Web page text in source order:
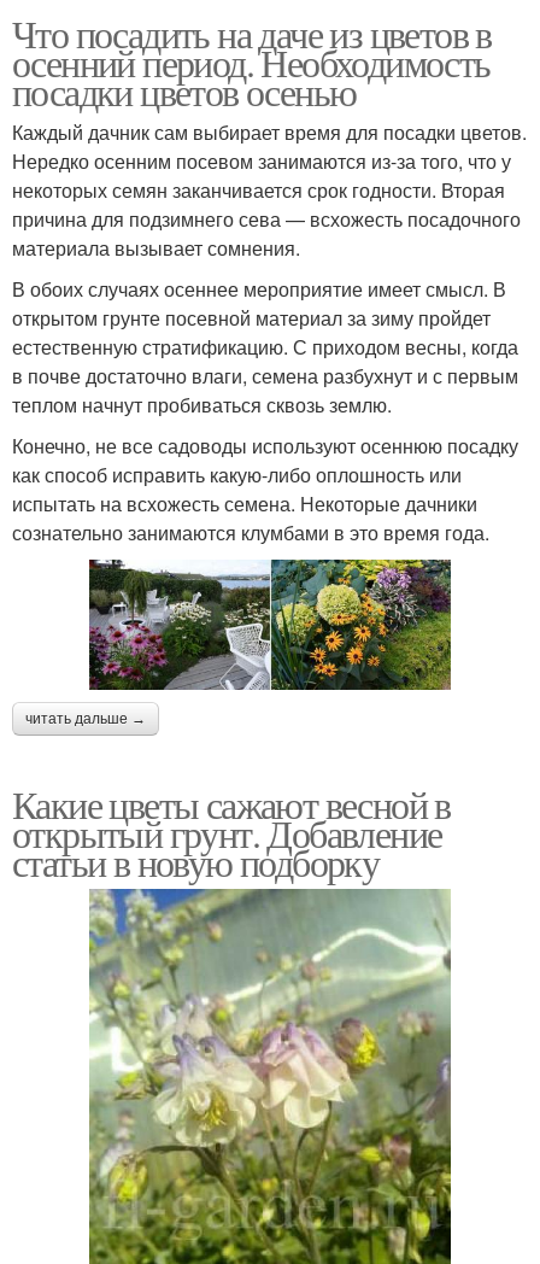
Что посадить на даче из цветов в
осенний период. Необходимость
посадки цветов осенью
Каждый дачник сам выбирает время для посадки цветов.
Нередко осенним посевом занимаются из-за того, что у
некоторых семян заканчивается срок годности. Вторая
причина для подзимнего сева — всхожесть посадочного
материала вызывает сомнения.
В обоих случаях осеннее мероприятие имеет смысл. В
открытом грунте посевной материал за зиму пройдет
естественную стратификацию. С приходом весны, когда
в почве достаточно влаги, семена разбухнут и с первым
теплом начнут пробиваться сквозь землю.
Конечно, не все садоводы используют осеннюю посадку
как способ исправить какую-либо оплошность или
испытать на всхожесть семена. Некоторые дачники
сознательно занимаются клумбами в это время года.
читать дальше →
Какие цветы сажают весной в
открытый грунт. Добавление
статьи в новую подборку